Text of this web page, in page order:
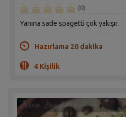
(0)
Yanına sade spagetti çok yakışır.
Hazırlama 20 dakika
4 Kişilik